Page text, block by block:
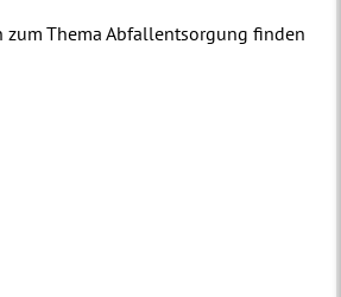
zum Thema Abfallentsorgung finden